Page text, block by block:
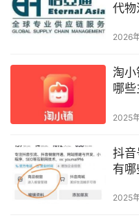
代物
2026
淘小
哪些
2025
抖音
有哪
2025